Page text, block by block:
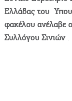
Ελλάδας του
φακέλου ανέλαβε
Συλλόγου Σινιών.